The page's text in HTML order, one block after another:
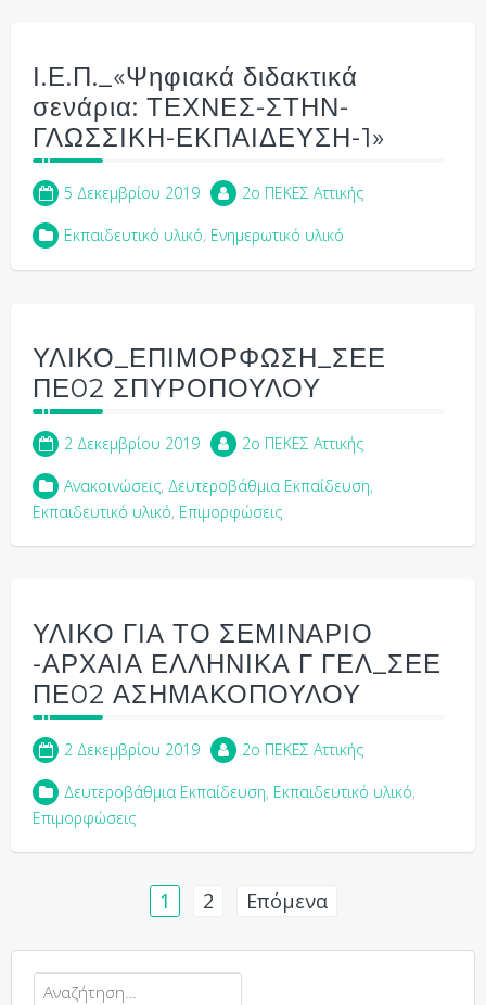
Ι.Ε.Π._«Ψηφιακά διδακτικά
σενάρια: ΤΕΧΝΕΣ-ΣΤΗΝ-
ΓΛΩΣΣΙΚΗ-ΕΚΠΑΙΔΕΥΣΗ-1»
5 Δεκεμβρίου 2019 2o ΠΕΚΕΣ Αττικής
Εκπαιδευτικό υλικό, Ενημερωτικό υλικό
ΥΛΙΚΟ_ΕΠΙΜΟΡΦΩΣΗ_ΣΕΕ
ΠΕ02 ΣΠΥΡΟΠΟΥΛΟΥ
2 Δεκεμβρίου 2019 2o ΠΕΚΕΣ Αττικής
Ανακοινώσεις, Δευτεροβάθμια Εκπαίδευση,
Εκπαιδευτικό υλικό, Επιμορφώσεις
ΥΛΙΚΟ ΓΙΑ ΤΟ ΣΕΜΙΝΑΡΙΟ
-ΑΡΧΑΙΑ ΕΛΛΗΝΙΚΑ Γ ΓΕΛ_ΣΕΕ
ΠΕ02 ΑΣΗΜΑΚΟΠΟΥΛΟΥ
2 Δεκεμβρίου 2019 2o ΠΕΚΕΣ Αττικής
Δευτεροβάθμια Εκπαίδευση, Εκπαιδευτικό υλικό,
Επιμορφώσεις
Σελιδοποίηση
1 2 Επόμενα
Αναζήτηση